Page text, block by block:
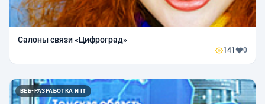
Салоны связи «Цифроград»
141 0
ВЕБ-РАЗРАБОТКА И IT